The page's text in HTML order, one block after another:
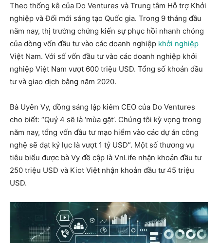
Theo thống kê của Do Ventures và Trung tâm Hỗ trợ Khởi
nghiệp và Đổi mới sáng tạo Quốc gia. Trong 9 tháng đầu
năm nay, thị trường chứng kiến ​​sự phục hồi nhanh chóng
của dòng vốn đầu tư vào các doanh nghiệp khởi nghiệp
Việt Nam. Với số vốn đầu tư vào các doanh nghiệp khởi
nghiệp Việt Nam vượt 600 triệu USD. Tổng số khoản đầu
tư và giao dịch bằng năm 2020.
Bà Uyên Vy, đồng sáng lập kiêm CEO của Do Ventures
cho biết: “Quý 4 sẽ là ‘mùa gặt’. Chúng tôi kỳ vọng trong
năm nay, tổng vốn đầu tư mạo hiểm vào các dự án công
nghệ sẽ đạt kỷ lục là vượt 1 tỷ USD”. Một số thương vụ
tiêu biểu được bà Vy đề cập là VnLife nhận khoản đầu tư
250 triệu USD và Kiot Việt nhận khoản đầu tư 45 triệu
USD.